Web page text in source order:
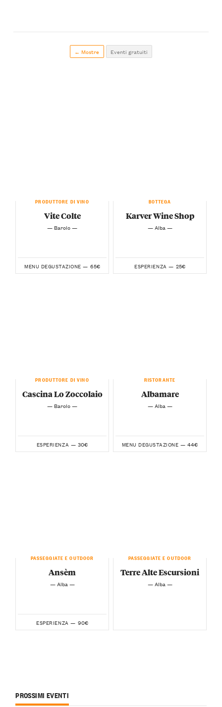
← Mostre Eventi gratuiti
PRODUTTORE DI VINO
Vite Colte
— Barolo —
MENU DEGUSTAZIONE — 65€
BOTTEGA
Karver Wine Shop
— Alba —
ESPERIENZA — 25€
PRODUTTORE DI VINO
Cascina Lo Zoccolaio
— Barolo —
ESPERIENZA — 30€
RISTORANTE
Albamare
— Alba —
MENU DEGUSTAZIONE — 44€
PASSEGGIATE E OUTDOOR
Ansèm
— Alba —
ESPERIENZA — 90€
PASSEGGIATE E OUTDOOR
Terre Alte Escursioni
— Alba —
PROSSIMI EVENTI